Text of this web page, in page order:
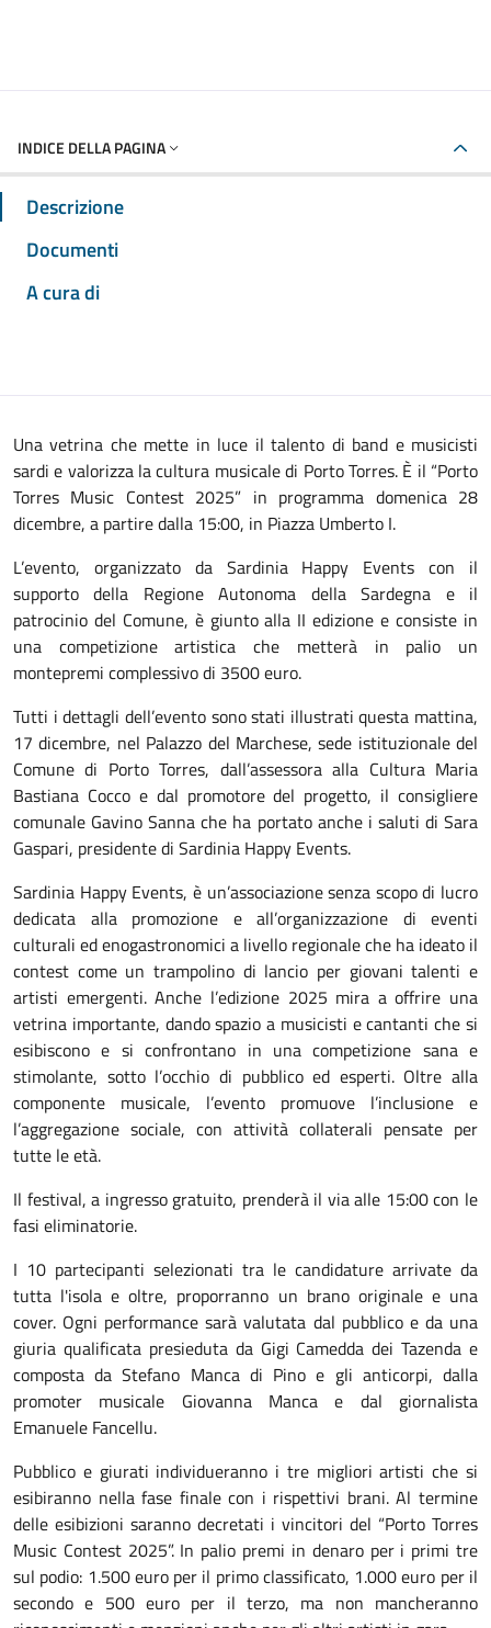
INDICE DELLA PAGINA
Descrizione
Documenti
A cura di
Una vetrina che mette in luce il talento di band e musicisti
sardi e valorizza la cultura musicale di Porto Torres. È il “Porto
Torres Music Contest 2025” in programma domenica 28
dicembre, a partire dalla 15:00, in Piazza Umberto I.
L’evento, organizzato da Sardinia Happy Events con il
supporto della Regione Autonoma della Sardegna e il
patrocinio del Comune, è giunto alla II edizione e consiste in
una competizione artistica che metterà in palio un
montepremi complessivo di 3500 euro.
Tutti i dettagli dell’evento sono stati illustrati questa mattina,
17 dicembre, nel Palazzo del Marchese, sede istituzionale del
Comune di Porto Torres, dall’assessora alla Cultura Maria
Bastiana Cocco e dal promotore del progetto, il consigliere
comunale Gavino Sanna che ha portato anche i saluti di Sara
Gaspari, presidente di Sardinia Happy Events.
Sardinia Happy Events, è un’associazione senza scopo di lucro
dedicata alla promozione e all’organizzazione di eventi
culturali ed enogastronomici a livello regionale che ha ideato il
contest come un trampolino di lancio per giovani talenti e
artisti emergenti. Anche l’edizione 2025 mira a offrire una
vetrina importante, dando spazio a musicisti e cantanti che si
esibiscono e si confrontano in una competizione sana e
stimolante, sotto l’occhio di pubblico ed esperti. Oltre alla
componente musicale, l’evento promuove l’inclusione e
l’aggregazione sociale, con attività collaterali pensate per
tutte le età.
Il festival, a ingresso gratuito, prenderà il via alle 15:00 con le
fasi eliminatorie.
I 10 partecipanti selezionati tra le candidature arrivate da
tutta l'isola e oltre, proporranno un brano originale e una
cover. Ogni performance sarà valutata dal pubblico e da una
giuria qualificata presieduta da Gigi Camedda dei Tazenda e
composta da Stefano Manca di Pino e gli anticorpi, dalla
promoter musicale Giovanna Manca e dal giornalista
Emanuele Fancellu.
Pubblico e giurati individueranno i tre migliori artisti che si
esibiranno nella fase finale con i rispettivi brani. Al termine
delle esibizioni saranno decretati i vincitori del “Porto Torres
Music Contest 2025”. In palio premi in denaro per i primi tre
sul podio: 1.500 euro per il primo classificato, 1.000 euro per il
secondo e 500 euro per il terzo, ma non mancheranno